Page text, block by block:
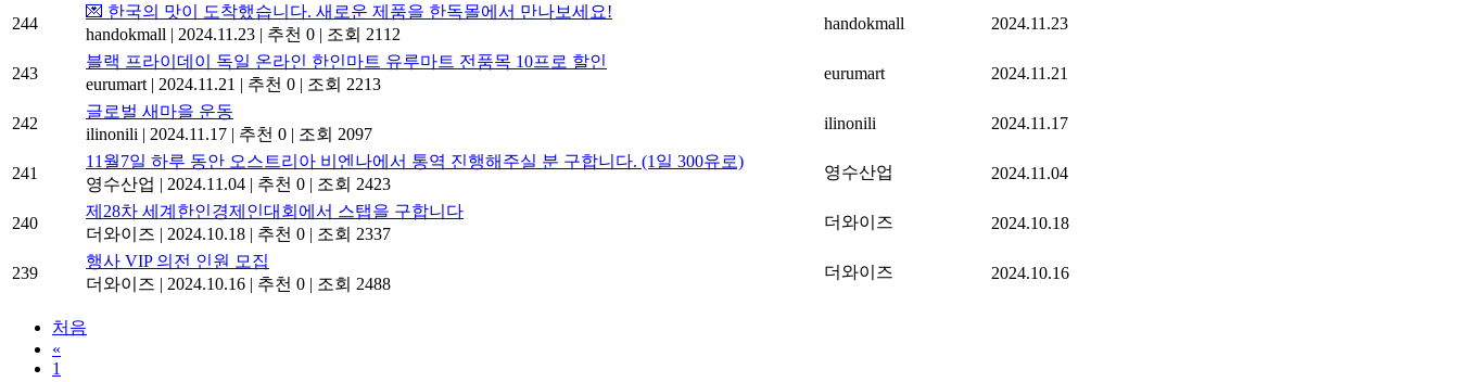
244
💌 한국의 맛이 도착했습니다. 새로운 제품을 한독몰에서 만나보세요!
handokmall | 2024.11.23 | 추천 0 | 조회 2112
handokmall 2024.11.23
243
블랙 프라이데이 독일 온라인 한인마트 유루마트 전품목 10프로 할인
eurumart | 2024.11.21 | 추천 0 | 조회 2213
eurumart 2024.11.21
242
글로벌 새마을 운동
ilinonili | 2024.11.17 | 추천 0 | 조회 2097
ilinonili 2024.11.17
241
11월7일 하루 동안 오스트리아 비엔나에서 통역 진행해주실 분 구합니다. (1일 300유로)
영수산업 | 2024.11.04 | 추천 0 | 조회 2423
영수산업 2024.11.04
240
제28차 세계한인경제인대회에서 스탭을 구합니다
더와이즈 | 2024.10.18 | 추천 0 | 조회 2337
더와이즈 2024.10.18
239
행사 VIP 의전 인원 모집
더와이즈 | 2024.10.16 | 추천 0 | 조회 2488
더와이즈 2024.10.16
처음
«
1